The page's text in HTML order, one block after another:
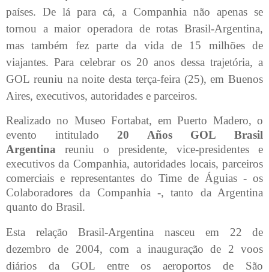
países. De lá para cá, a Companhia não apenas se
tornou a maior operadora de rotas Brasil-Argentina,
mas também fez parte da vida de 15 milhões de
viajantes. Para celebrar os 20 anos dessa trajetória, a
GOL reuniu na noite desta terça-feira (25), em Buenos
Aires, executivos, autoridades e parceiros.
Realizado no Museo Fortabat, em Puerto Madero, o
evento intitulado20 Años GOL Brasil
Argentina reuniu o presidente, vice-presidentes e
executivos da Companhia, autoridades locais, parceiros
comerciais e representantes do Time de Águias - os
Colaboradores da Companhia -, tanto da Argentina
quanto do Brasil.
Esta relação Brasil-Argentina nasceu em 22 de
dezembro de 2004, com a inauguração de 2 voos
diários da GOL entre os aeroportos de São